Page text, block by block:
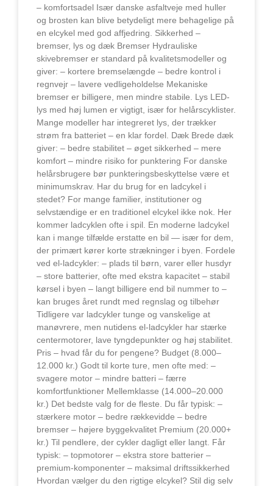
– komfortsadel Især danske asfaltveje med huller
og brosten kan blive betydeligt mere behagelige på
en elcykel med god affjedring. Sikkerhed –
bremser, lys og dæk Bremser Hydrauliske
skivebremser er standard på kvalitetsmodeller og
giver: – kortere bremselængde – bedre kontrol i
regnvejr – lavere vedligeholdelse Mekaniske
bremser er billigere, men mindre stabile. Lys LED-
lys med høj lumen er vigtigt, især for helårscyklister.
Mange modeller har integreret lys, der trækker
strøm fra batteriet – en klar fordel. Dæk Brede dæk
giver: – bedre stabilitet – øget sikkerhed – mere
komfort – mindre risiko for punktering For danske
helårsbrugere bør punkteringsbeskyttelse være et
minimumskrav. Har du brug for en ladcykel i
stedet? For mange familier, institutioner og
selvstændige er en traditionel elcykel ikke nok. Her
kommer ladcyklen ofte i spil. En moderne ladcykel
kan i mange tilfælde erstatte en bil — især for dem,
der primært kører korte strækninger i byen. Fordele
ved el-ladcykler: – plads til børn, varer eller husdyr
– store batterier, ofte med ekstra kapacitet – stabil
kørsel i byen – langt billigere end bil nummer to –
kan bruges året rundt med regnslag og tilbehør
Tidligere var ladcykler tunge og vanskelige at
manøvrere, men nutidens el-ladcykler har stærke
centermotorer, lave tyngdepunkter og høj stabilitet.
Pris – hvad får du for pengene? Budget (8.000–
12.000 kr.) Godt til korte ture, men ofte med: –
svagere motor – mindre batteri – færre
komfortfunktioner Mellemklasse (14.000–20.000
kr.) Det bedste valg for de fleste. Du får typisk: –
stærkere motor – bedre rækkevidde – bedre
bremser – højere byggekvalitet Premium (20.000+
kr.) Til pendlere, der cykler dagligt eller langt. Får
typisk: – topmotorer – ekstra store batterier –
premium-komponenter – maksimal driftssikkerhed
Hvordan vælger du den rigtige elcykel? Stil dig selv